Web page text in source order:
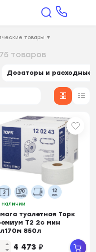
товары ▼
товаров
Дозаторы и расходные
наличии
туалетная Торк
T2 2с мин
850л
120243 12рул/уп
4 473 ₽